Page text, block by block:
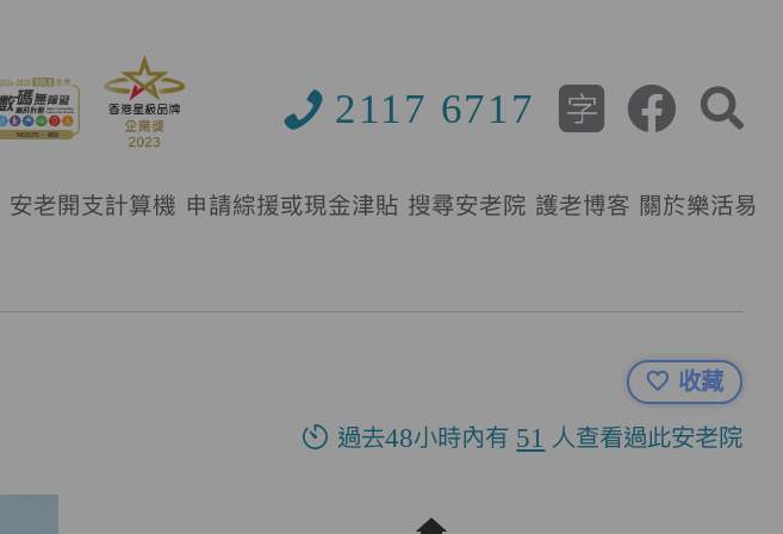
2117 6717
安老開支計算機 申請綜援或現金津貼 搜尋安老院 護老博客 關於樂活易
收藏
過去48小時內有 51 人查看過此安老院